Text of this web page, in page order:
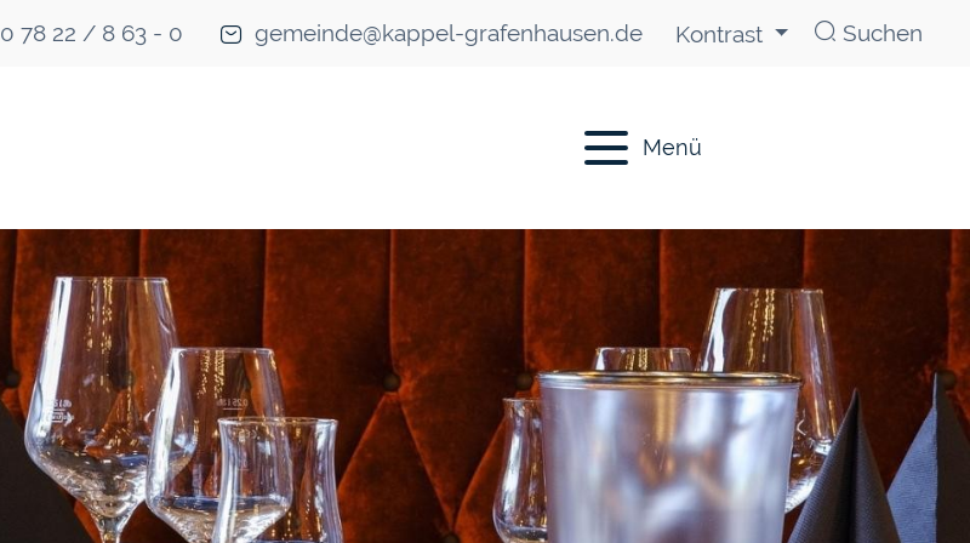
0 78 22 / 8 63 - 0 gemeinde@kappel-grafenhausen.de Kontrast Suchen
Menü